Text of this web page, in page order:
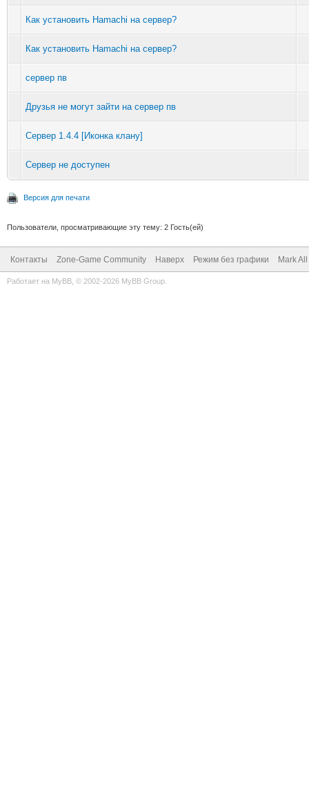
Как установить Hamachi на сервер?
Как установить Hamachi на сервер?
сервер пв
Друзья не могут зайти на сервер пв
Сервер 1.4.4 [Иконка клану]
Сервер не доступен
Версия для печати
Пользователи, просматривающие эту тему: 2 Гость(ей)
Контакты Zone-Game Community Наверх Режим без графики Mark
Работает на MyBB , © 2002-2026 MyBB Group